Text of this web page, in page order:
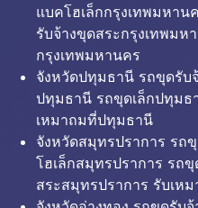
แบคโฮเล็กกรุงเทพมหาน
รับจ้างขุดสระกรุงเทพมห
กรุงเทพมหานคร
จังหวัดปทุมธานี รถขุดรับ
ปทุมธานี รถขุดเล็กปทุมธ
เหมาถมที่ปทุมธานี
จังหวัดสมุทรปราการ รถ
โฮเล็กสมุทรปราการ รถ
สระสมุทรปราการ รับเห